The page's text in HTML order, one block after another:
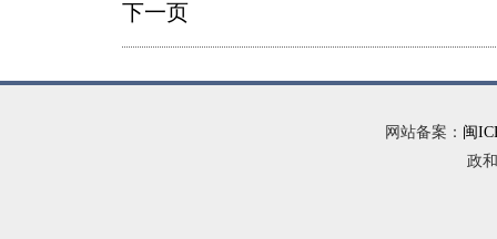
下一页
网站备案： 闽
政